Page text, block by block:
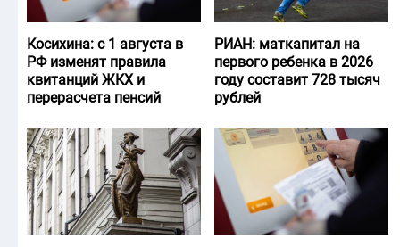
Косихина: с 1 августа в
РФ изменят правила
квитанций ЖКХ и
перерасчета пенсий
РИАН: маткапитал на
первого ребенка в 2026
году составит 728 тысяч
рублей